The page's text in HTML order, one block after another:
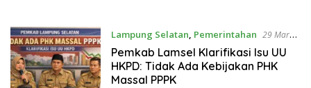
Lampung Selatan, Pemerintahan 29 Maret
2026
Pemkab Lamsel Klarifikasi Isu UU
HKPD: Tidak Ada Kebijakan PHK
Massal PPPK